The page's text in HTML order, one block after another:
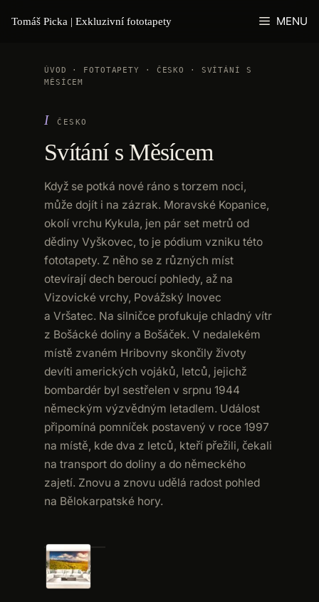
Tomáš Picka | Exkluzivní fototapety MENU
ÚVOD · FOTOTAPETY · ČESKO · SVÍTÁNÍ S
MĚSÍCEM
ČESKO
Svítání s Měsícem
Když se potká nové ráno s torzem noci,
může dojít i na zázrak. Moravské Kopanice,
okolí vrchu Kykula, jen pár set metrů od
dědiny Vyškovec, to je pódium vzniku této
fototapety. Z něho se z různých míst
otevírají dech beroucí pohledy, až na
Vizovické vrchy, Povážský Inovec
a Vršatec. Na silničce profukuje chladný vítr
z Bošácké doliny a Bošáček. V nedalekém
místě zvaném Hribovny skončily životy
devíti amerických vojáků, letců, jejichž
bombardér byl sestřelen v srpnu 1944
německým výzvědným letadlem. Událost
připomíná pomníček postavený v roce 1997
na místě, kde dva z letců, kteří přežili, čekali
na transport do doliny a do německého
zajetí. Znovu a znovu udělá radost pohled
na Bělokarpatské hory.